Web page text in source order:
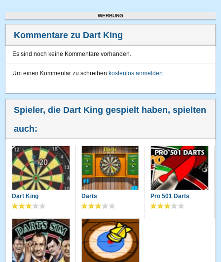
WERBUNG
Kommentare zu Dart King
Es sind noch keine Kommentare vorhanden.
Um einen Kommentar zu schreiben kostenlos anmelden.
Spieler, die Dart King gespielt haben, spielten
auch:
Dart King Darts Pro 501 Darts